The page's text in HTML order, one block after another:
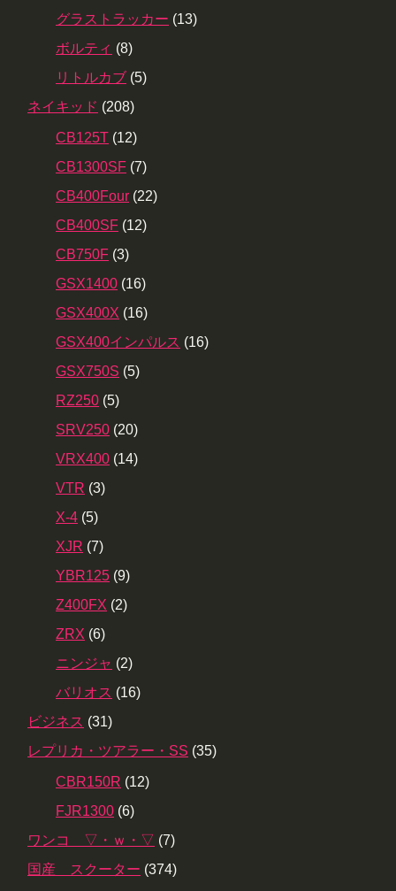
グラストラッカー (13)
ボルティ (8)
リトルカブ (5)
ネイキッド (208)
CB125T (12)
CB1300SF (7)
CB400Four (22)
CB400SF (12)
CB750F (3)
GSX1400 (16)
GSX400X (16)
GSX400インパルス (16)
GSX750S (5)
RZ250 (5)
SRV250 (20)
VRX400 (14)
VTR (3)
X-4 (5)
XJR (7)
YBR125 (9)
Z400FX (2)
ZRX (6)
ニンジャ (2)
バリオス (16)
ビジネス (31)
レプリカ・ツアラー・SS (35)
CBR150R (12)
FJR1300 (6)
ワンコ ▽・ｗ・▽ (7)
国産 スクーター (374)